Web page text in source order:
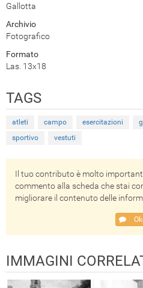
Gallotta
Archivio
Fotografico
Formato
Las. 13x18
TAGS
atleti campo esercitazioni
sportivo
vestuti
Il tuo contributo è molto
commento alla scheda che stai
migliorare il contenuto delle
IMMAGINI